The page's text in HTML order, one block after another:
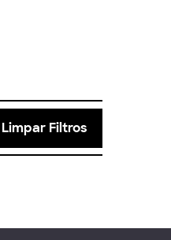
Limpar Filtros